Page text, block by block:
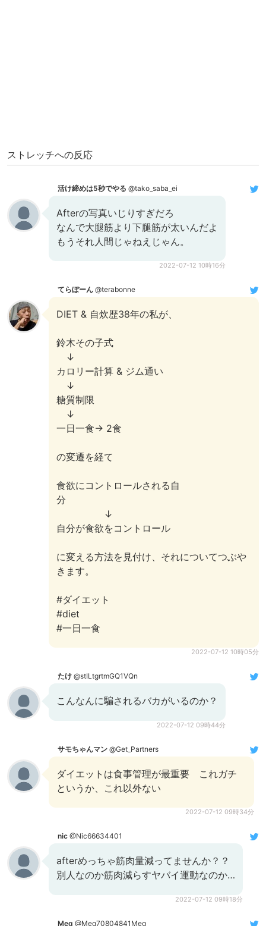
ストレッチへの反応
活け締めは5秒でやる @tako_saba_ei
Afterの写真いじりすぎだろ
なんで大腿筋より下腿筋が太いんだよ
もうそれ人間じゃねえじゃん。
2022-07-12 10時16分
てらぼーん @terabonne
DIET & 自炊歴38年の私が、
鈴木その子式
↓
カロリー計算 & ジム通い
↓
糖質制限
↓
一日一食→ 2食
の変遷を経て
食欲にコントロールされる自
分
↓
自分が食欲をコントロール
に変える方法を見付け、それについてつぶや
きます。
#ダイエット
#diet
#一日一食
2022-07-12 10時05分
たけ @stILtgrtmGQ1VQn
こんなんに騙されるバカがいるのか？
2022-07-12 09時44分
サモちゃんマン @Get_Partners
ダイエットは食事管理が最重要 これガチ
というか、これ以外ない
2022-07-12 09時34分
nic @Nic66634401
afterめっちゃ筋肉量減ってませんか？？
別人なのか筋肉減らすヤバイ運動なのか…
2022-07-12 09時18分
Meg @Meg70804841Meg